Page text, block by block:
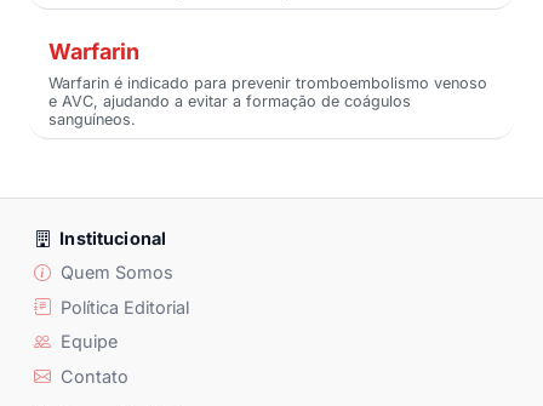
Warfarin
Warfarin é indicado para prevenir tromboembolismo venoso
e AVC, ajudando a evitar a formação de coágulos
sanguíneos.
Institucional
Quem Somos
Política Editorial
Equipe
Contato